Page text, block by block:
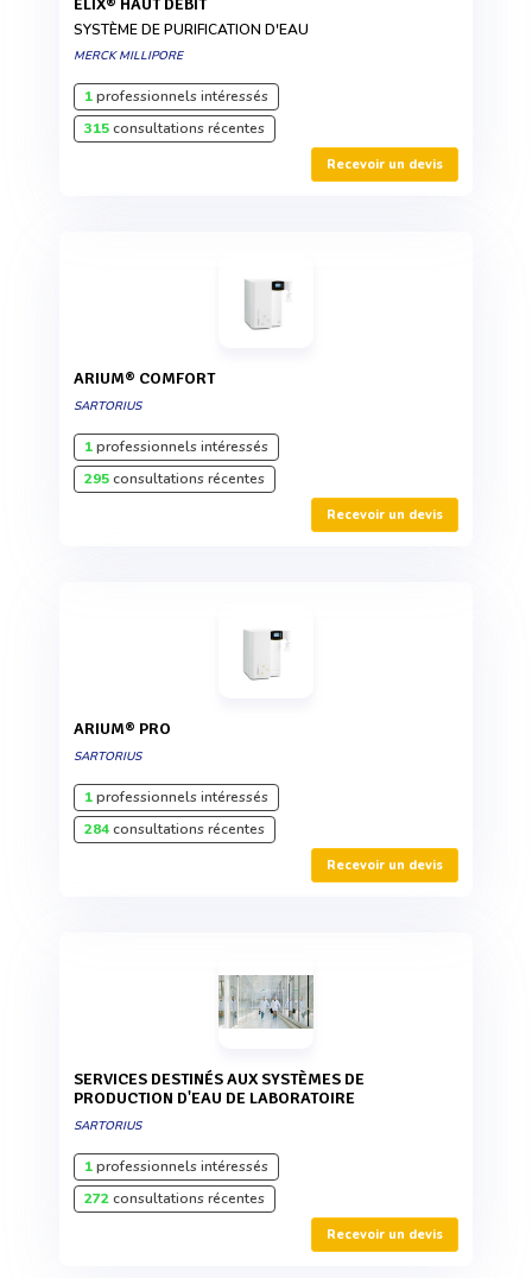
ELIX® HAUT DÉBIT
SYSTÈME DE PURIFICATION D'EAU
MERCK MILLIPORE
1professionnels intéressés
315consultations récentes
Recevoir un devis
ARIUM® COMFORT
SARTORIUS
1professionnels intéressés
295consultations récentes
Recevoir un devis
ARIUM® PRO
SARTORIUS
1professionnels intéressés
284consultations récentes
Recevoir un devis
SERVICES DESTINÉS AUX SYSTÈMES DE
PRODUCTION D'EAU DE LABORATOIRE
SARTORIUS
1professionnels intéressés
272consultations récentes
Recevoir un devis